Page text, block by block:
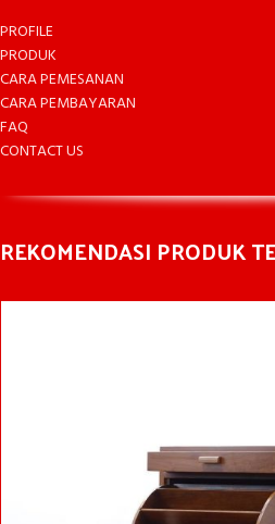
PROFILE
PRODUK
CARA PEMESANAN
CARA PEMBAYARAN
FAQ
CONTACT US
REKOMENDASI PRODUK